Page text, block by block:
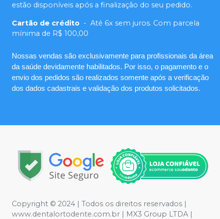
estão disponíveis após a finalização do seu pedido.
Cartão de crédito - Até 6x sem juros. Com parcela
mínima de R$ 100,00
Nossas vendas são exclusivamente para profissionais da área
da saúde devidamente habilitados. Por isso, o pagamento e o
envio dos pedidos são realizados somente após a verificação
dos dados cadastrais e validação dos produtos solicitados.
Copyright © 2024 | Todos os direitos reservados |
www.dentalortodente.com.br | MX3 Group LTDA |